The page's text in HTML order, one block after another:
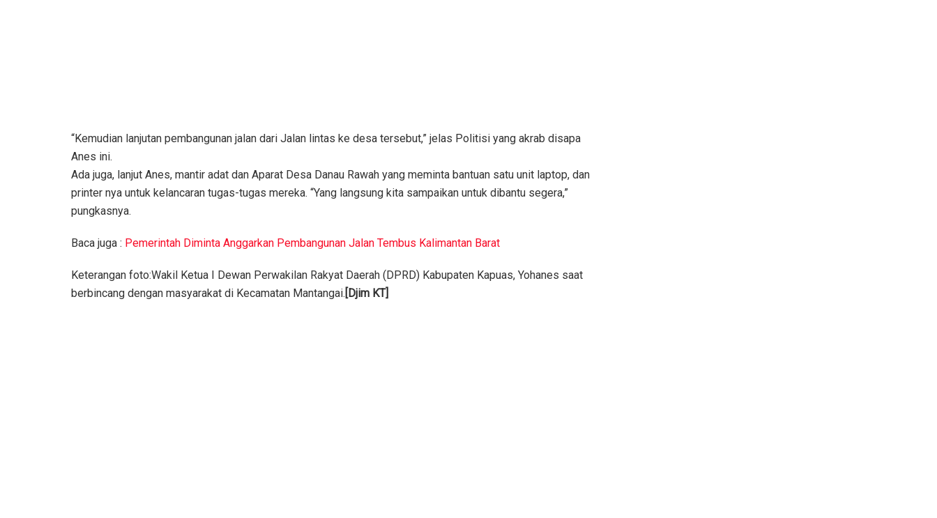
“Kemudian lanjutan pembangunan jalan dari Jalan lintas ke desa tersebut,” jelas Politisi yang akrab disapa
Anes ini.
Ada juga, lanjut Anes, mantir adat dan Aparat Desa Danau Rawah yang meminta bantuan satu unit laptop, dan
printer nya untuk kelancaran tugas-tugas mereka. “Yang langsung kita sampaikan untuk dibantu segera,”
pungkasnya.
Baca juga : Pemerintah Diminta Anggarkan Pembangunan Jalan Tembus Kalimantan Barat
Keterangan foto:Wakil Ketua I Dewan Perwakilan Rakyat Daerah (DPRD) Kabupaten Kapuas, Yohanes saat
berbincang dengan masyarakat di Kecamatan Mantangai. [Djim KT]